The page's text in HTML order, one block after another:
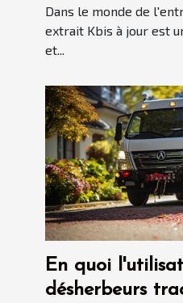
ligne
Dans le monde de
extrait Kbis à jour est
et...
En quoi
désherbeurs